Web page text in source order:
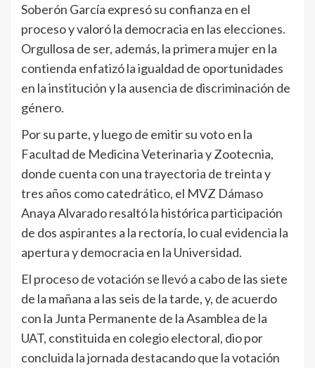
Soberón García expresó su confianza en el
proceso y valoró la democracia en las elecciones.
Orgullosa de ser, además, la primera mujer en la
contienda enfatizó la igualdad de oportunidades
en la institución y la ausencia de discriminación de
género.
Por su parte, y luego de emitir su voto en la
Facultad de Medicina Veterinaria y Zootecnia,
donde cuenta con una trayectoria de treinta y
tres años como catedrático, el MVZ Dámaso
Anaya Alvarado resaltó la histórica participación
de dos aspirantes a la rectoría, lo cual evidencia la
apertura y democracia en la Universidad.
El proceso de votación se llevó a cabo de las siete
de la mañana a las seis de la tarde, y, de acuerdo
con la Junta Permanente de la Asamblea de la
UAT, constituida en colegio electoral, dio por
concluida la jornada destacando que la votación